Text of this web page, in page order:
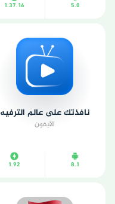
5.0
1.37.16
نافذتك على عالم الترفيه
الآيفون
8.1
1.92